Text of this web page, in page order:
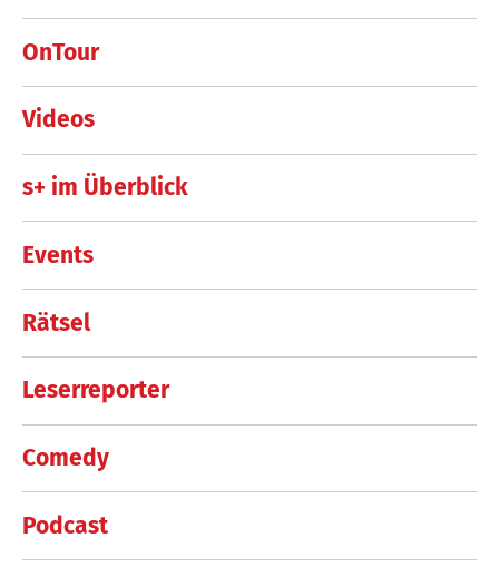
OnTour
Videos
s+ im Überblick
Events
Rätsel
Leserreporter
Comedy
Podcast